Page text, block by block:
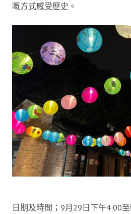
嘅方式感受歷史。
日期及時間；9月29日下午4:00至